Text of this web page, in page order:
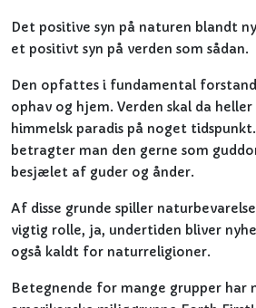
Det positive syn på naturen blandt
et positivt syn på verden som sådan.
Den opfattes i fundamental forstand
ophav og hjem. Verden skal da
himmelsk paradis på noget
betragter man den gerne som
besjælet af guder og ånder.
Af disse grunde spiller
vigtig rolle, ja, undertiden bliver
også kaldt for naturreligioner.
Betegnende for mange grupper har